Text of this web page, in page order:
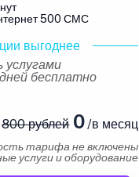
500 СМС
выгоднее
услугами
бесплатно
800 рублей0/в месяц
тарифа не включены
услуги и оборудование